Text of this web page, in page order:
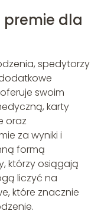
dla
spedytorzy
swoim
karty
oraz
za wyniki i
formą
którzy osiągają
liczyć na
które znacznie